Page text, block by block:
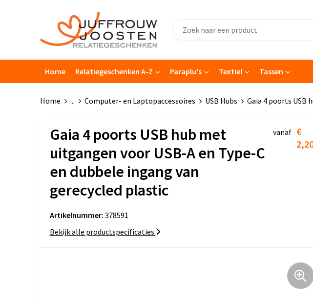
Home Relatiegeschenken A-Z Paraplu's Textiel Tassen
Home ... Computer- en Laptopaccessoires USB Hubs Gaia 4 poorts USB
Gaia 4 poorts USB hub met
uitgangen voor USB-A en Type-C
en dubbele ingang van
gerecycled plastic
vanaf €
Artikelnummer: 378591
Bekijk alle productspecificaties